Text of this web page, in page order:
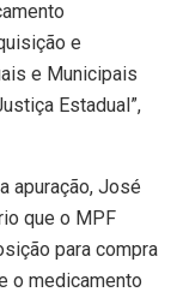
e
e Municipais
Estadual”,
apuração, José
que o MPF
para compra
o medicamento